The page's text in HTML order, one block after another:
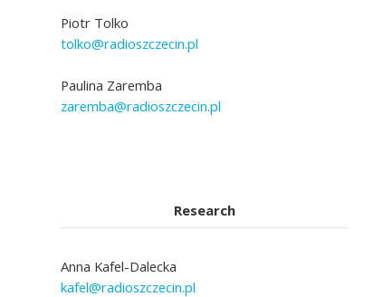
Piotr Tolko
tolko@radioszczecin.pl
Paulina Zaremba
zaremba@radioszczecin.pl
Research
Anna Kafel-Dalecka
kafel@radioszczecin.pl